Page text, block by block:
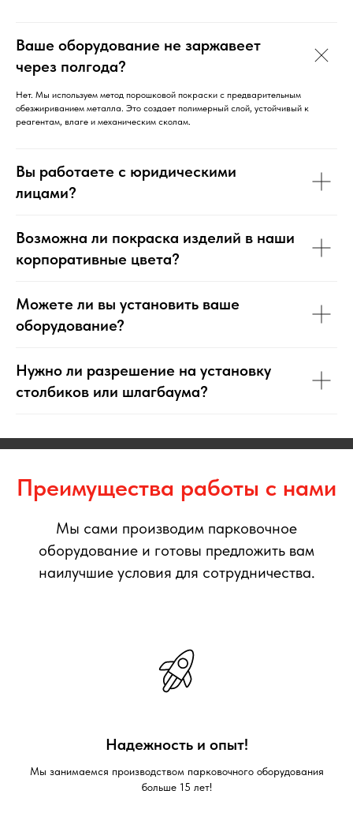
Ваше оборудование не заржавеет
через полгода?
Нет. Мы используем метод порошковой покраски с предварительным
обезжириванием металла. Это создает полимерный слой, устойчивый к
реагентам, влаге и механическим сколам.
Вы работаете с юридическими
лицами?
Возможна ли покраска изделий в наши
корпоративные цвета?
Можете ли вы установить ваше
оборудование?
Нужно ли разрешение на установку
столбиков или шлагбаума?
Преимущества работы с нами
Мы сами производим парковочное
оборудование и готовы предложить вам
наилучшие условия для сотрудничества.
Надежность и опыт!
Мы занимаемся производством парковочного оборудования
больше 15 лет!